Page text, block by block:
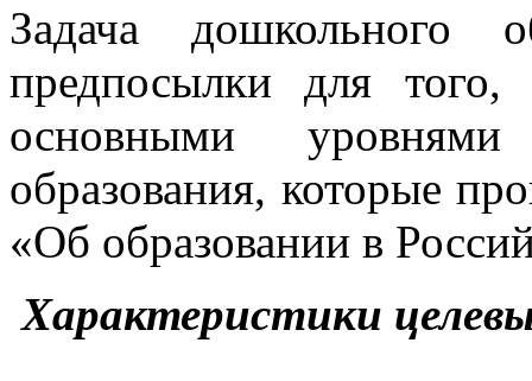
Задача дошкольного
предпосылки для
основными уровнями
образования, которые
«Об образовании в
Характеристики